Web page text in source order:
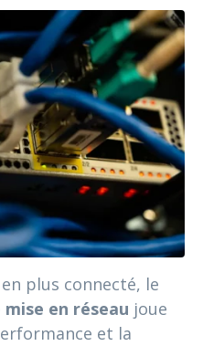
plus connecté, le
en réseau joue
et la